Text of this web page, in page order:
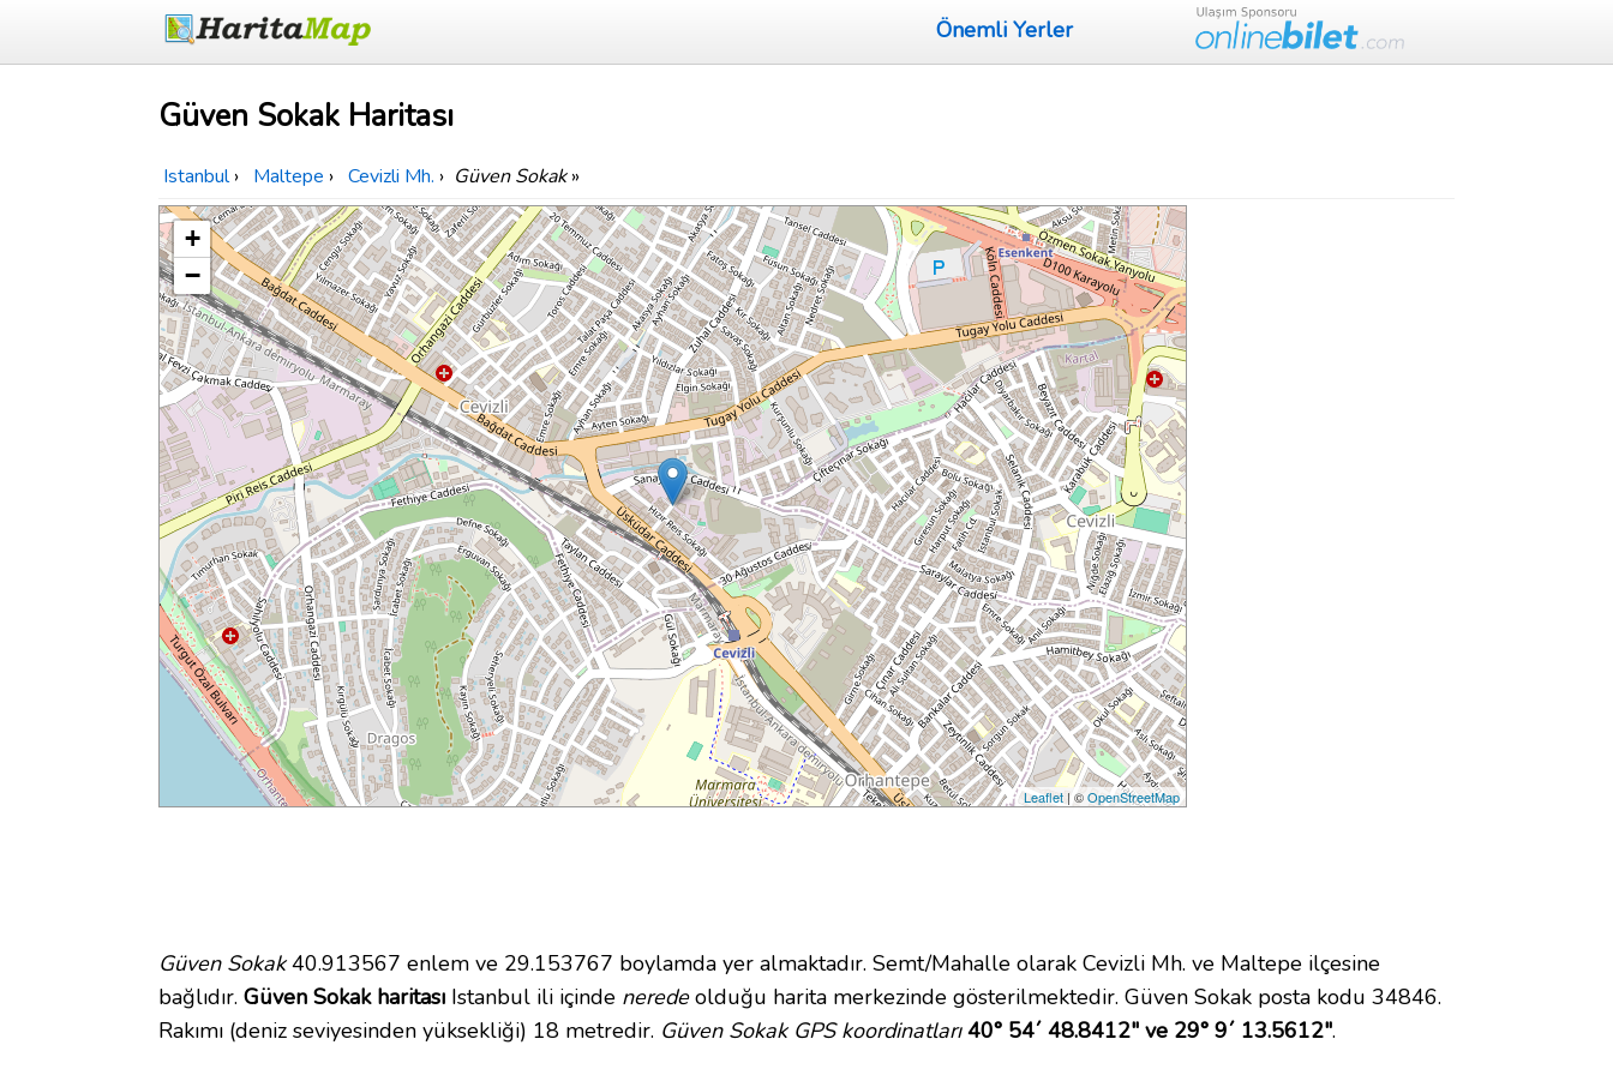
Önemli Yerler
Güven Sokak Haritası
Istanbul › Maltepe › Cevizli Mh. › Güven Sokak»
+
−
Leaflet | ©OpenStreetMap
Güven Sokak40.913567 enlem ve 29.153767 boylamda yer almaktadır. Semt/Mahalle olarak Cevizli Mh. ve Maltepe ilçesine
bağlıdır. Güven Sokak haritası Istanbul ili içinde neredeolduğu harita merkezinde gösterilmektedir. Güven Sokak posta kodu 34846.
Rakımı (deniz seviyesinden yüksekliği) 18 metredir. Güven Sokak GPS koordinatları 40° 54´ 48.8412" ve 29° 9´ 13.5612".